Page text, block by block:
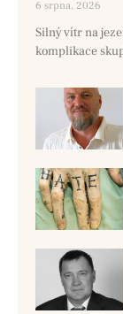
6 srpna, 2026
Silný vítr na
komplikace